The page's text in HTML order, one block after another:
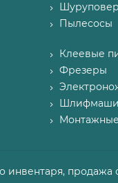
Пылесосы
Клеевые
Фрезеры
инвентаря,